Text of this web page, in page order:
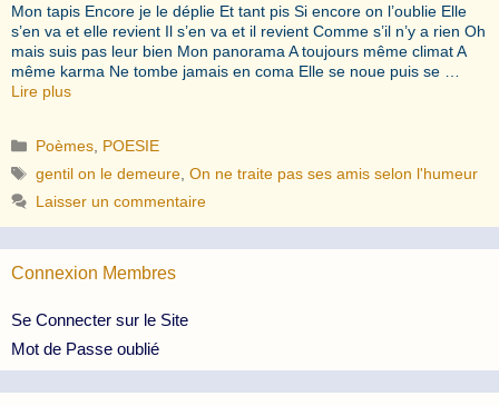
Mon tapis Encore je le déplie Et tant pis Si encore on l’oublie Elle
s’en va et elle revient Il s’en va et il revient Comme s’il n’y a rien Oh
mais suis pas leur bien Mon panorama A toujours même climat A
même karma Ne tombe jamais en coma Elle se noue puis se …
Lire plus
Catégories
Poèmes POESIE
Étiquettes
gentil on le demeure ,On ne traite pas ses amis selon l'humeur
Laisser un commentaire
Connexion Membres
Se Connecter sur le Site
Mot de Passe oublié